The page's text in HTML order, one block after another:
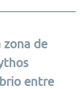
zona de
entre